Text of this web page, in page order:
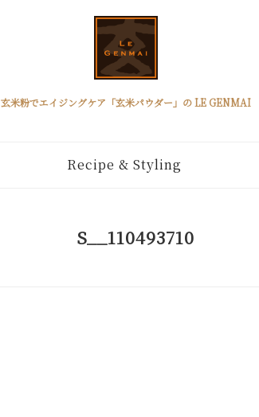
玄米粉でエイジングケア「玄米パウダー」の LE GENMAI
Recipe & Styling
S__110493710